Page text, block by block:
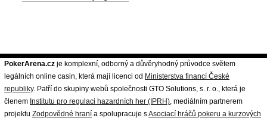
PokerArena.cz je komplexní, odborný a důvěryhodný průvodce světem
legálních online casin, která mají licenci od Ministerstva financí České
republiky. Patří do skupiny webů společnosti GTO Solutions, s. r. o., která je
členem Institutu pro regulaci hazardních her (IPRH) , mediálním partnerem
projektu Zodpovědné hraní a spolupracuje sAsociací hráčů pokeru a kurzových